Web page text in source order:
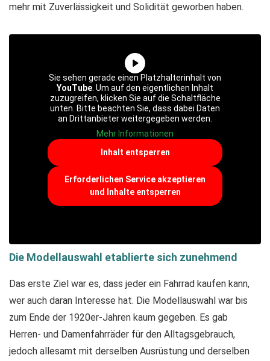
mehr mit Zuverlässigkeit und Solidität geworben haben.
Sie sehen gerade einen Platzhalterinhalt von
YouTube . Um auf den eigentlichen Inhalt
zuzugreifen, klicken Sie auf die Schaltfläche
unten. Bitte beachten Sie, dass dabei Daten
an Drittanbieter weitergegeben werden.
Mehr Informationen
Inhalt entsperren
Erforderlichen Service akzeptieren
und Inhalte entsperren
Die Modellauswahl etablierte sich zunehmend
Das erste Ziel war es, dass jeder ein Fahrrad kaufen kann,
wer auch daran Interesse hat. Die Modellauswahl war bis
zum Ende der 1920er-Jahren kaum gegeben. Es gab
Herren- und Damenfahrräder für den Alltagsgebrauch,
jedoch allesamt mit derselben Ausrüstung und derselben